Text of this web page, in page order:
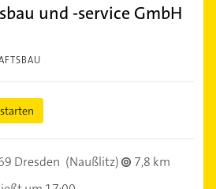
und -service GmbH
Dresden (Naußlitz)
7,8 km